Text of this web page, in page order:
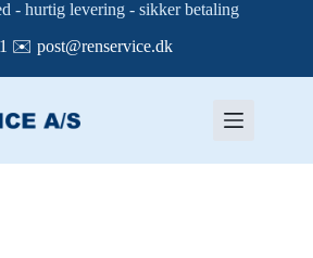
- hurtig levering - sikker betaling
✉️ post@renservice.dk